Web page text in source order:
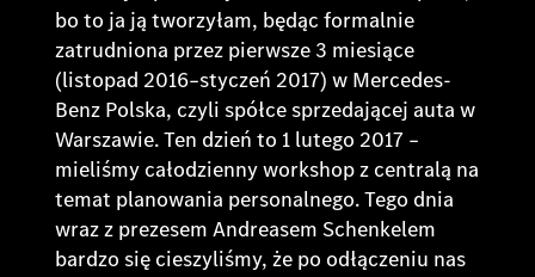
bo to ja ją tworzyłam, będąc formalnie
zatrudniona przez pierwsze 3 miesiące
(listopad 2016–styczeń 2017) w Mercedes-
Benz Polska, czyli spółce sprzedającej auta w
Warszawie. Ten dzień to 1 lutego 2017 –
mieliśmy całodzienny workshop z centralą na
temat planowania personalnego. Tego dnia
wraz z prezesem Andreasem Schenkelem
bardzo się cieszyliśmy, że po odłączeniu nas